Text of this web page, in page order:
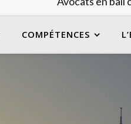
COMPÉTENCES